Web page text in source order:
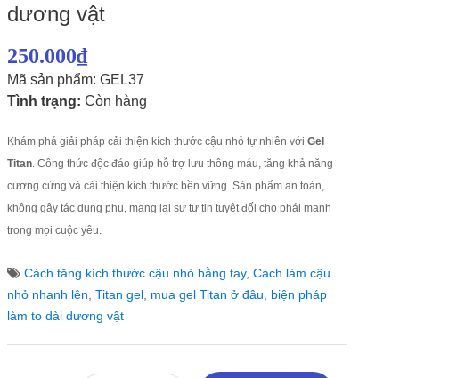
dương vật
250.000₫
Mã sản phẩm: GEL37
Tình trạng: Còn hàng
Khám phá giải pháp cải thiện kích thước cậu nhỏ tự nhiên với Gel
Titan. Công thức độc đáo giúp hỗ trợ lưu thông máu, tăng khả năng
cương cứng và cải thiện kích thước bền vững. Sản phẩm an toàn,
không gây tác dụng phụ, mang lại sự tự tin tuyệt đối cho phái mạnh
trong mọi cuộc yêu.
Cách tăng kích thước cậu nhỏ bằng tay, Cách làm cậu
nhỏ nhanh lên Titan gel, mua gel Titan ở đâu
biện pháp
làm to dài dương vật